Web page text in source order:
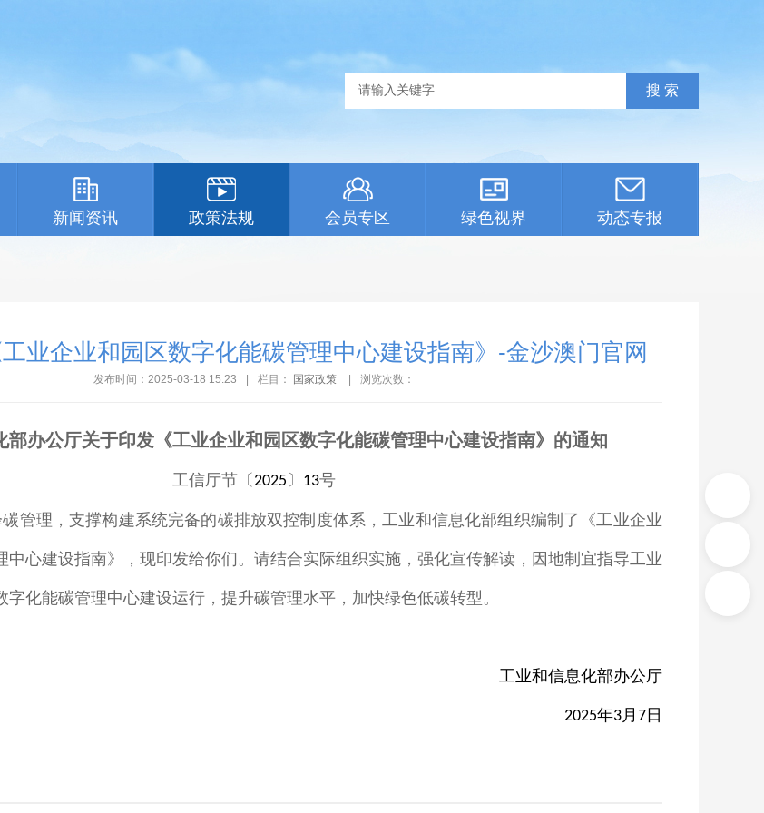
新闻资讯 政策法规 会员专区 绿色视界 动态专报
业企业和园区数字化能碳管理中心建设指南》-金沙澳门官网
发布时间：2025-03-18 15:23 栏目： 国家政策 浏览次数：
部办公厅关于印发《工业企业和园区数字化能碳管理中心建设指南》的通知
工信厅节〔 2025 〕 13号
管理，支撑构建系统完备的碳排放双控制度体系，工业和信息化部组织编制了《工业企业
中心建设指南》，现印发给你们。请结合实际组织实施，强化宣传解读，因地制宜指导工业
字化能碳管理中心建设运行，提升碳管理水平，加快绿色低碳转型。
工业和信息化部办公厅
2025年3月 7 日